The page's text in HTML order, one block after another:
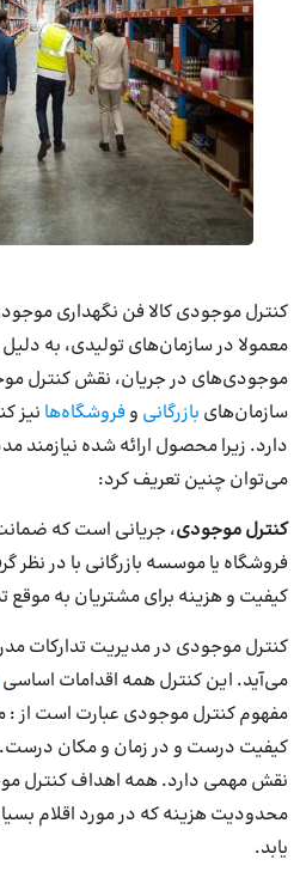
کنترل موجودی کالا فن نگهداری
معمولا در سازمان‌های تولیدی، به
موجودی‌های در جریان، نقش کنترل
سازمان‌های بازرگانی وفروشگاه‌ها نیز
دارد. زیرا محصول ارائه شده
می‌توان چنین تعریف کرد:
کنترل موجودی، جریانی است که
فروشگاه یا موسسه بازرگانی با در نظر
کیفیت و هزینه برای مشتریان به موقع
کنترل موجودی در مدیریت تدارکات
می‌آید. این کنترل همه اقدامات اساسی
مفهوم کنترل موجودی عبارت است از :
کیفیت درست و در زمان و مکان
نقش مهمی دارد. همه اهداف کنترل
محدودیت هزینه که در مورد اقلام
یابد.